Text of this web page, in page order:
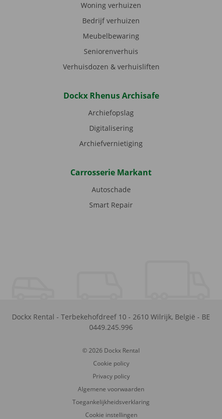
Woning verhuizen
Bedrijf verhuizen
Meubelbewaring
Seniorenverhuis
Verhuisdozen & verhuisliften
Dockx Rhenus Archisafe
Archiefopslag
Digitalisering
Archiefvernietiging
Carrosserie Markant
Autoschade
Smart Repair
Dockx Rental - Terbekehofdreef 10 - 2610 Wilrijk, België - BE
0449.245.996
© 2026 Dockx Rental
Cookie policy
Privacy policy
Algemene voorwaarden
Toegankelijkheidsverklaring
Cookie instellingen